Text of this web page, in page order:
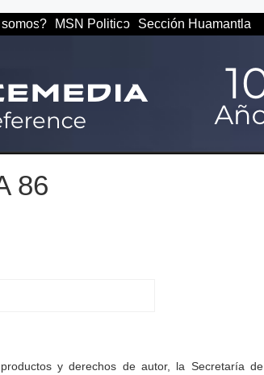
MSN Politico Sección Huamantla
86
y derechos de autor, la Secretaría de